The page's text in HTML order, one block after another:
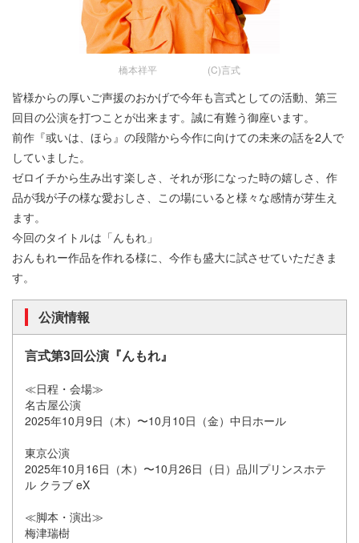
橋本祥平 (C)言式
皆様からの厚いご声援のおかげで今年も言式としての活動、第三
回目の公演を打つことが出来ます。誠に有難う御座います。
前作『或いは、ほら』の段階から今作に向けての未来の話を2人で
していました。
ゼロイチから生み出す楽しさ、それが形になった時の嬉しさ、作
品が我が子の様な愛おしさ、この場にいると様々な感情が芽⽣え
ます。
今回のタイトルは「んもれ」
おんもれー作品を作れる様に、今作も盛大に試させていただきま
す。
公演情報
言式第3回公演『んもれ』
≪日程・会場≫
名古屋公演
2025年10月9日（木）〜10月10日（金）中日ホール
東京公演
2025年10月16日（木）〜10月26日（日）品川プリンスホテ
ル クラブ eX
≪脚本・演出≫
梅津瑞樹